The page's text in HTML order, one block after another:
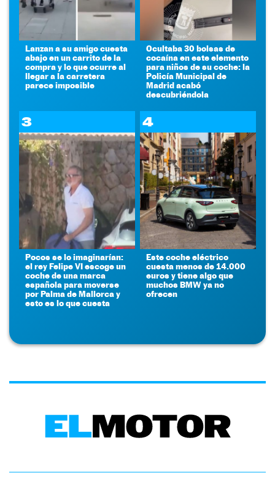
Lanzan a su amigo cuesta
abajo en un carrito de la
compra y lo que ocurre al
llegar a la carretera
parece imposible
Ocultaba 30 bolsas de
cocaína en este elemento
para niños de su coche: la
Policía Municipal de
Madrid acabó
descubriéndola
3
Pocos se lo imaginarían:
el rey Felipe VI escoge un
coche de una marca
española para moverse
por Palma de Mallorca y
esto es lo que cuesta
4
Este coche eléctrico
cuesta menos de 14.000
euros y tiene algo que
muchos BMW ya no
ofrecen